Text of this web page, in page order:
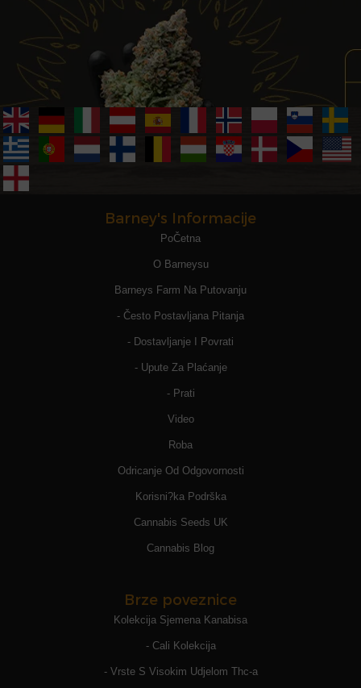
Barney's Informacije
PoČetna
O Barneysu
Barneys Farm Na Putovanju
- Često Postavljana Pitanja
- Dostavljanje I Povrati
- Upute Za Plaćanje
- Prati
Video
Roba
Odricanje Od Odgovornosti
Korisni?ka Podrška
Cannabis Seeds UK
Cannabis Blog
Brze poveznice
Kolekcija Sjemena Kanabisa
- Cali Kolekcija
- Vrste S Visokim Udjelom Thc-a